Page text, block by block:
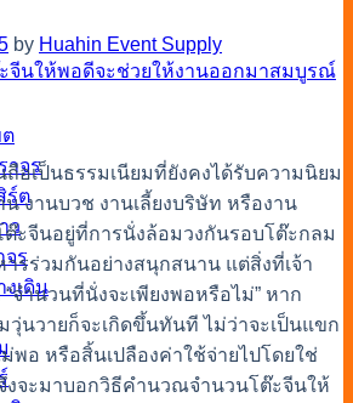
าจร
ร์ต
ว
จร
งเดิน
by Huahin Event Supply
ถือเป็นธรรมเนียมที่ยังคงได้รับความนิยม
น งานบวช งานเลี้ยงบริษัท หรืองาน
ะจีนอยู่ที่การนั่งล้อมวงกันรอบโต๊ะกลม
รร่วมกันอย่างสนุกสนาน แต่สิ่งที่เจ้า
จำนวนที่นั่งจะเพียงพอหรือไม่” หาก
นวายก็จะเกิดขึ้นทันที ไม่ว่าจะเป็นแขก
พอ หรือสิ้นเปลืองค่าใช้จ่ายไปโดยใช่
งจะมาบอกวิธีคำนวณจำนวนโต๊ะจีนให้